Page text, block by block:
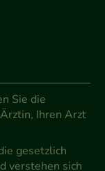
Sie die
Ihren Arzt
gesetzlich
verstehen sich